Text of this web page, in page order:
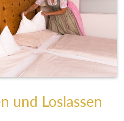
und Loslassen